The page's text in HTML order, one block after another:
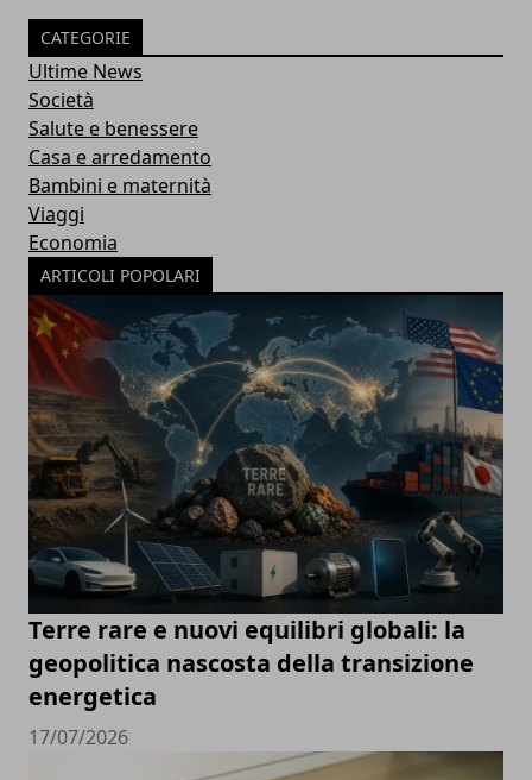
CATEGORIE
Ultime News
Società
Salute e benessere
Casa e arredamento
Bambini e maternità
Viaggi
Economia
ARTICOLI POPOLARI
Terre rare e nuovi equilibri globali: la
geopolitica nascosta della transizione
energetica
17/07/2026